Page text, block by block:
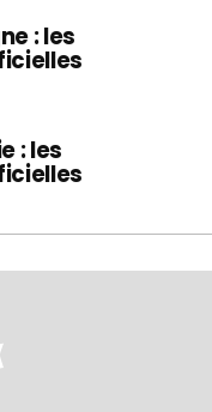
: les
: les